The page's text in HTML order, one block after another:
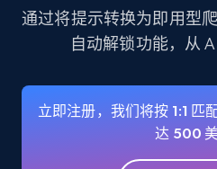
Instagram - Profiles -
business account, Is
verified, and more.
通过将提示转换为即用型
自动解锁功能，从
立即注册，我们将按 1:1 匹
达 500 美